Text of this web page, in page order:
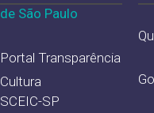
de São Paulo
Portal Transparência
Cultura
SCEIC-SP